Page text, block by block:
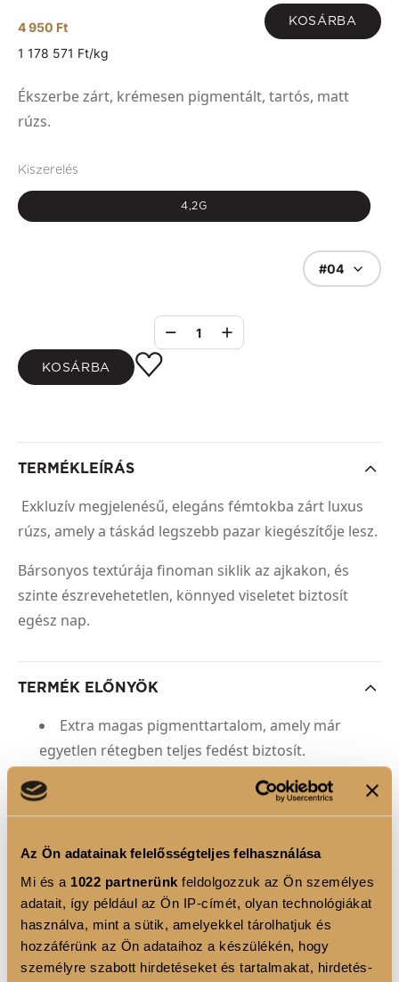
Az Ön adatainak felelősségteljes felhasználása
Mi és a 1022 partnerünk feldolgozzuk az Ön személyes
adatait, így például az Ön IP-címét, olyan technológiákat
használva, mint a sütik, amelyekkel tárolhatjuk és
hozzáférünk az Ön adataihoz a készülékén, hogy
személyre szabott hirdetéseket és tartalmakat, hirdetés-
4 950 Ft KOSÁRBA
1 178 571 Ft/kg
Ékszerbe zárt, krémesen pigmentált, tartós, matt
rúzs.
Kiszerelés
4,2G
#04
1
KOSÁRBA
TERMÉKLEÍRÁS
Exkluzív megjelenésű, elegáns fémtokba zárt luxus
rúzs, amely a táskád legszebb pazar kiegészítője lesz.
Bársonyos textúrája finoman siklik az ajkakon, és
szinte észrevehetetlen, könnyed viseletet biztosít
egész nap.
TERMÉK ELŐNYÖK
Extra magas pigmenttartalom, amely már
egyetlen rétegben teljes fedést biztosít.
Bársonyos, krémes textúra, amely könnyen
siklik az ajkakon és nem csomósodik.
elnehezülő érzet nélkül.
Luxus, elegáns csomagolás, amely a
neszesszered legszebb éke lesz.
Tápláló Jojoba olajat tartalmaz, mely segít